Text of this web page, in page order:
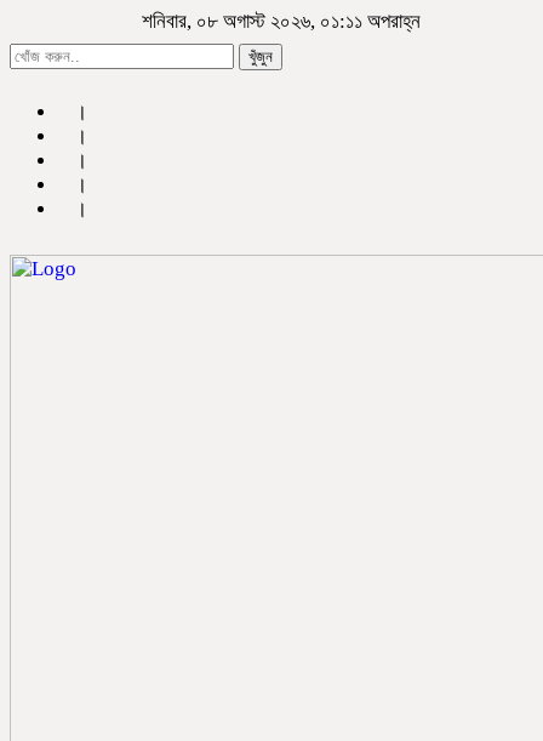
শনিবার, ০৮ অগাস্ট ২০২৬, ০১:১১ অপরাহ্ন
খুঁজুন